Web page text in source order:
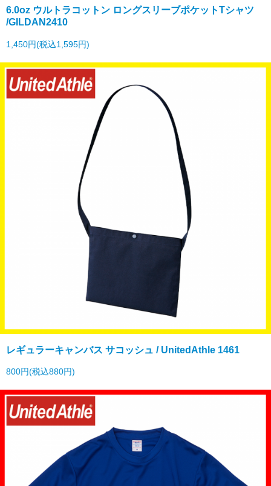
6.0oz ウルトラコットン ロングスリーブポケットTシャツ
/GILDAN2410
1,450円(税込1,595円)
レギュラーキャンバス サコッシュ / UnitedAthle 1461
800円(税込880円)